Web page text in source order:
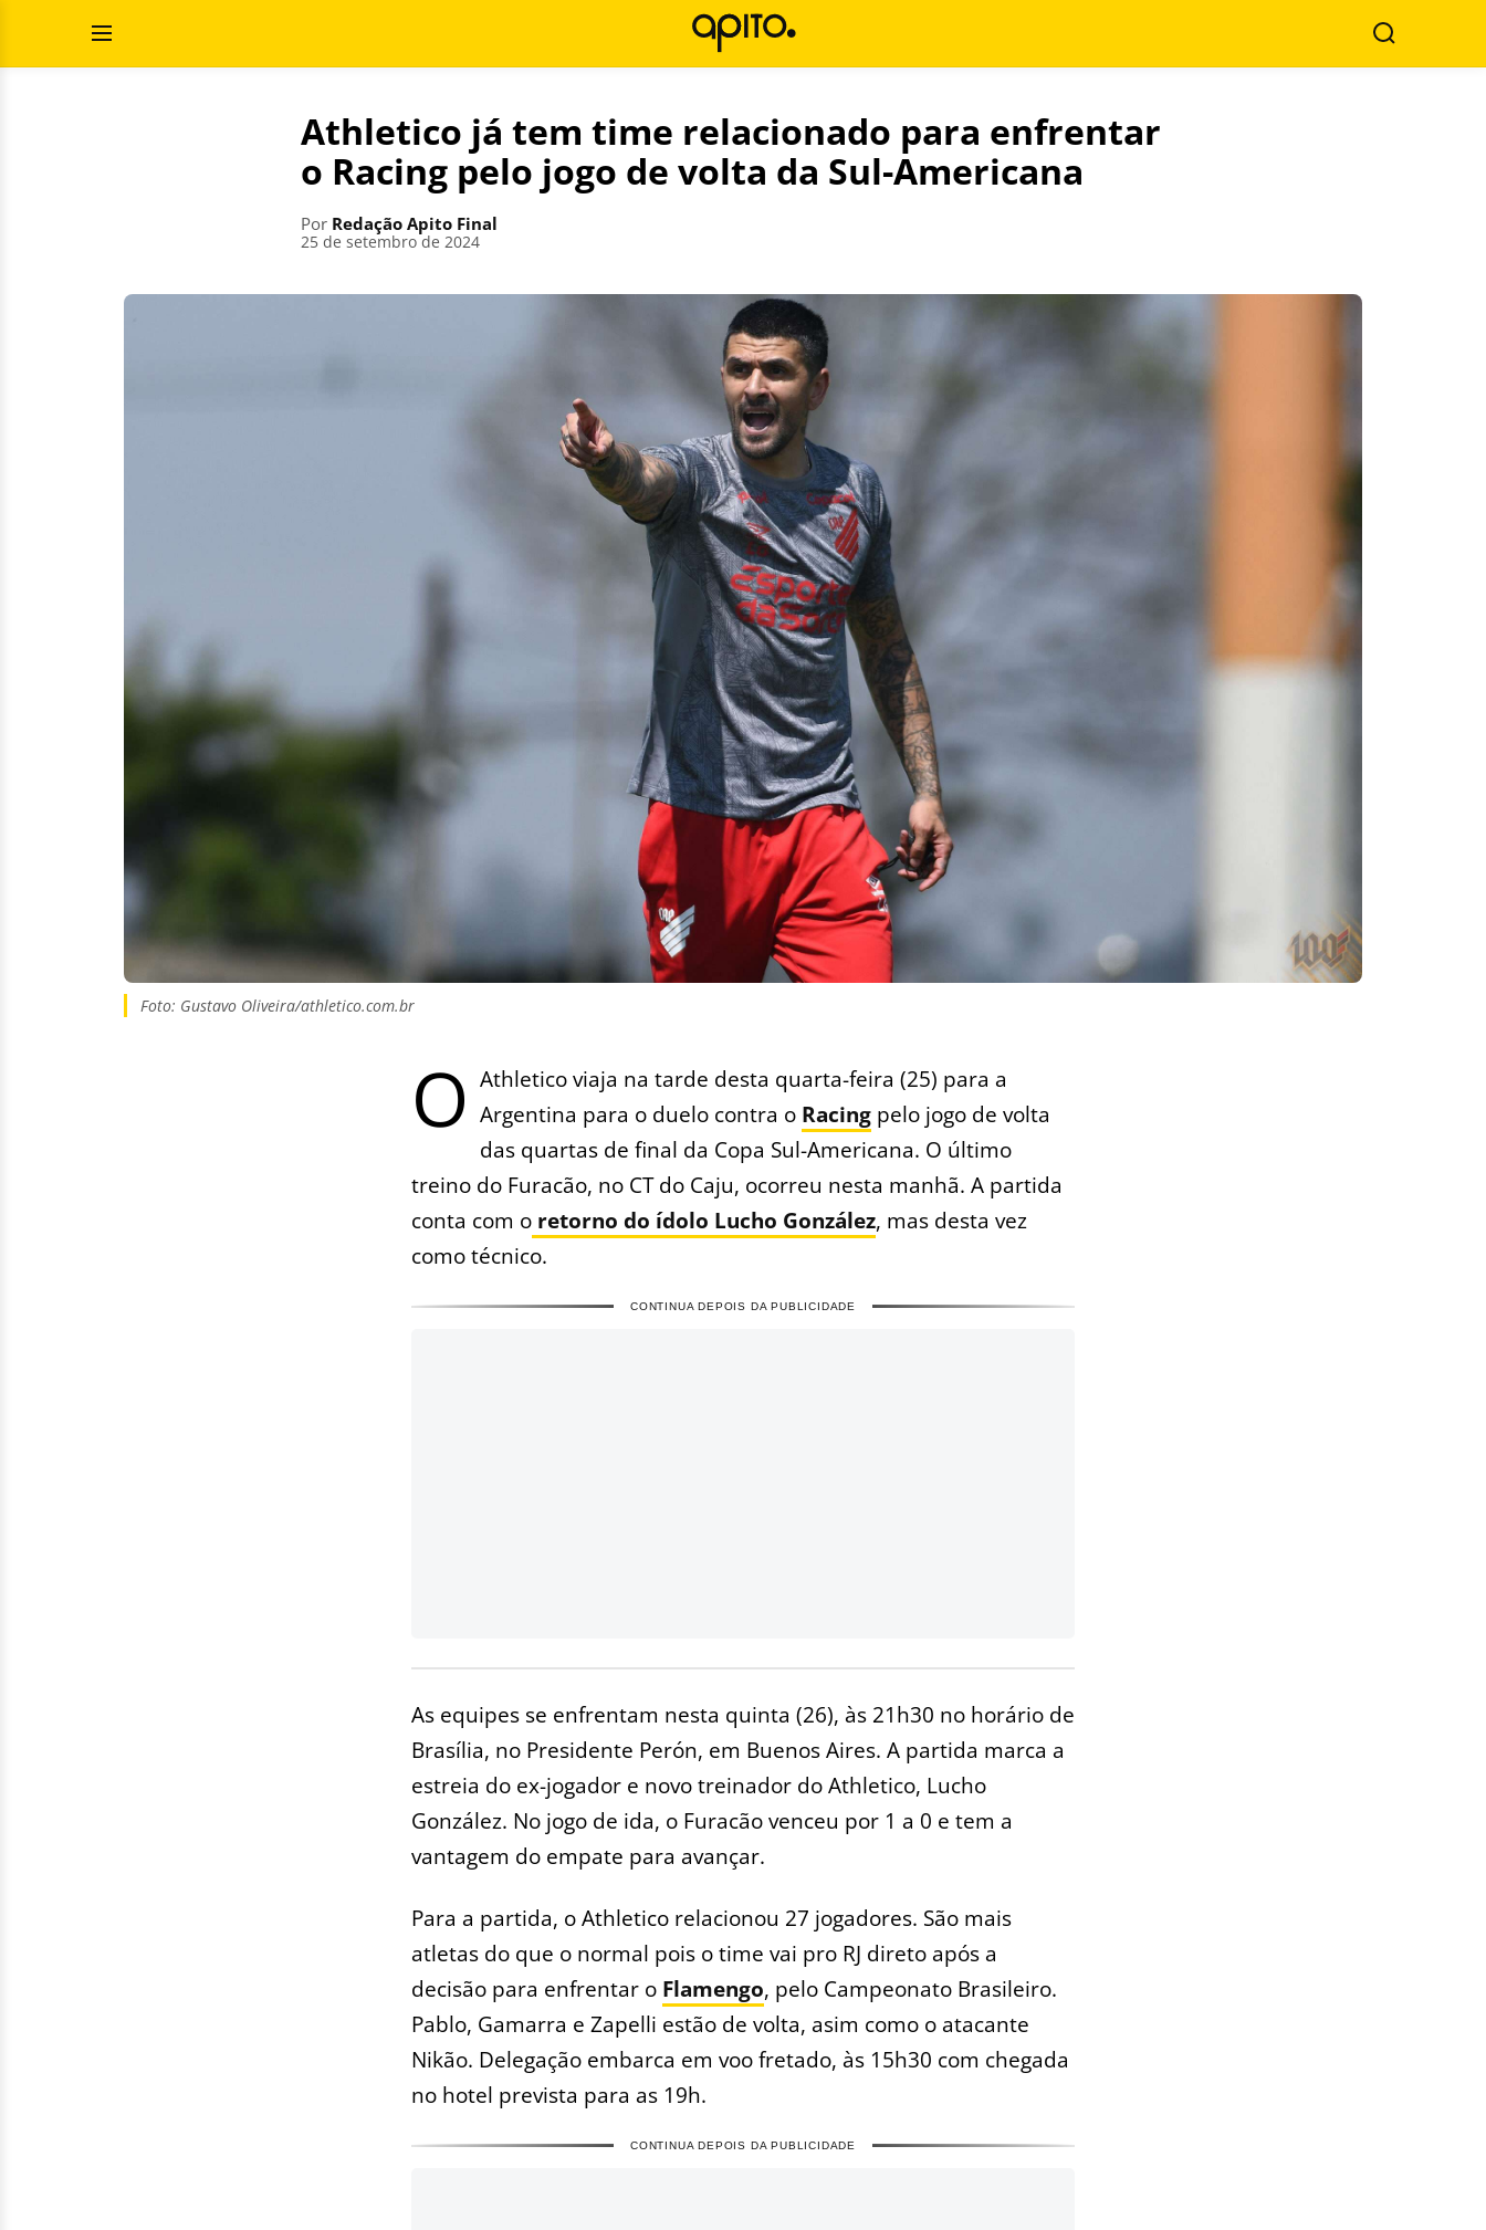
conteúdo
Abrir
Menu
Buscar
Athletico já tem time relacionado para enfrentar
o Racing pelo jogo de volta da Sul-Americana
Por Redação Apito Final
25 de setembro de 2024
Foto: Gustavo Oliveira/athletico.com.br
O Athletico viaja na tarde desta quarta-feira (25) para a
Argentina para o duelo contra o Racing pelo jogo de volta
das quartas de final da Copa Sul-Americana. O último
treino do Furacão, no CT do Caju, ocorreu nesta manhã. A partida
conta com o retorno do ídolo Lucho González, mas desta vez
como técnico.
CONTINUA DEPOIS DA PUBLICIDADE
As equipes se enfrentam nesta quinta (26), às 21h30 no horário de
Brasília, no Presidente Perón, em Buenos Aires. A partida marca a
estreia do ex-jogador e novo treinador do Athletico, Lucho
González. No jogo de ida, o Furacão venceu por 1 a 0 e tem a
vantagem do empate para avançar.
Para a partida, o Athletico relacionou 27 jogadores. São mais
atletas do que o normal pois o time vai pro RJ direto após a
decisão para enfrentar o Flamengo, pelo Campeonato Brasileiro.
Pablo, Gamarra e Zapelli estão de volta, asim como o atacante
Nikão. Delegação embarca em voo fretado, às 15h30 com chegada
no hotel prevista para as 19h.
CONTINUA DEPOIS DA PUBLICIDADE